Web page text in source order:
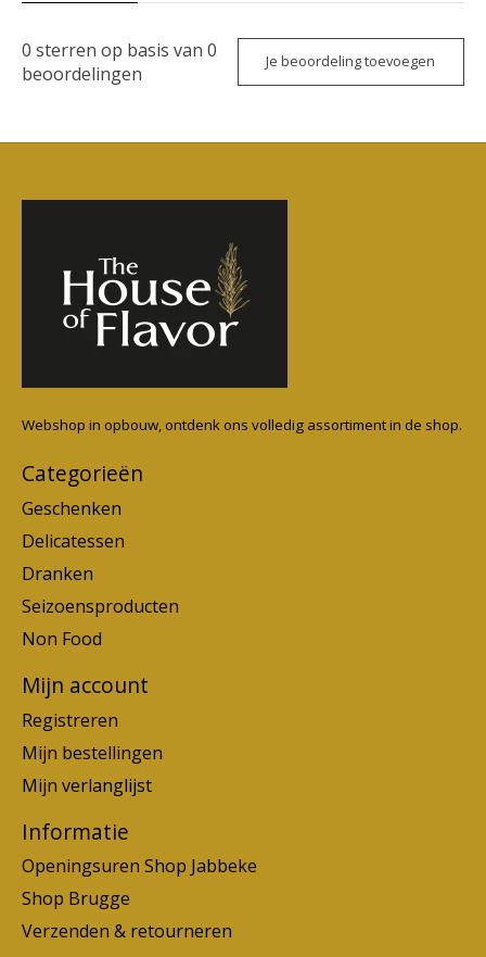
0 sterren op basis van 0
beoordelingen
Je beoordeling toevoegen
Webshop in opbouw, ontdenk ons volledig assortiment in de shop.
Categorieën
Geschenken
Delicatessen
Dranken
Seizoensproducten
Non Food
Mijn account
Registreren
Mijn bestellingen
Mijn verlanglijst
Informatie
Openingsuren Shop Jabbeke
Shop Brugge
Verzenden & retourneren